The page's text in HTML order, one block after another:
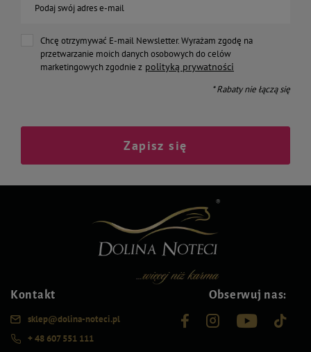
Podaj swój adres e-mail
Chcę otrzymywać E-mail Newsletter. Wyrażam zgodę na
przetwarzanie moich danych osobowych do celów
marketingowych zgodnie z polityką prywatności
* Rabaty nie łączą się
Zapisz się
Kontakt
sklep@dolina-noteci.pl
+ 48 607 551 111
Obserwuj nas: